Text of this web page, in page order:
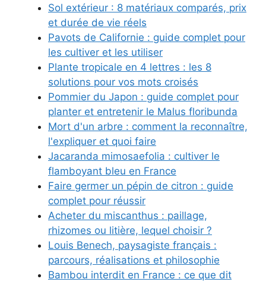
Sol extérieur : 8 matériaux comparés, prix
et durée de vie réels
Pavots de Californie : guide complet pour
les cultiver et les utiliser
Plante tropicale en 4 lettres : les 8
solutions pour vos mots croisés
Pommier du Japon : guide complet pour
planter et entretenir le Malus floribunda
Mort d'un arbre : comment la reconnaître,
l'expliquer et quoi faire
Jacaranda mimosaefolia : cultiver le
flamboyant bleu en France
Faire germer un pépin de citron : guide
complet pour réussir
Acheter du miscanthus : paillage,
rhizomes ou litière, lequel choisir ?
Louis Benech, paysagiste français :
parcours, réalisations et philosophie
Bambou interdit en France : ce que dit